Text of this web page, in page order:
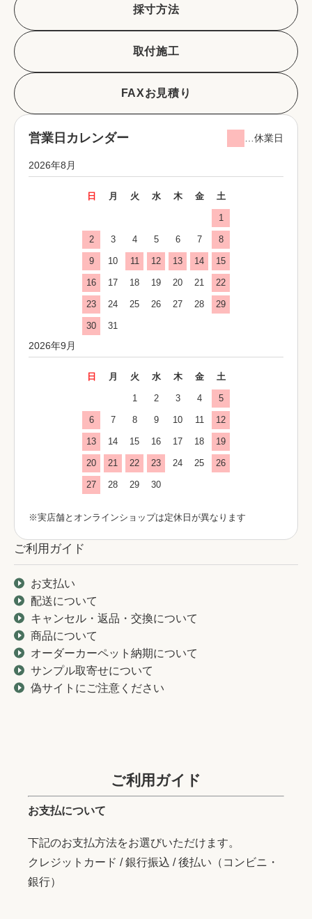
採寸方法
取付施工
FAXお見積り
営業日カレンダー …休業日
2026年8月
日 月 火 水 木 金 土
1
2 3 4 5 6 7 8
9 10 11 12 13 14 15
16 17 18 19 20 21 22
23 24 25 26 27 28 29
30 31
2026年9月
日 月 火 水 木 金 土
1 2 3 4 5
6 7 8 9 10 11 12
13 14 15 16 17 18 19
20 21 22 23 24 25 26
27 28 29 30
※実店舗とオンラインショップは定休日が異なります
ご利用ガイド
お支払い
配送について
キャンセル・返品・交換について
商品について
オーダーカーペット納期について
サンプル取寄せについて
偽サイトにご注意ください
ご利用ガイド
お支払について
下記のお支払方法をお選びいただけます。
クレジットカード / 銀行振込 / 後払い（コンビニ・
銀行）